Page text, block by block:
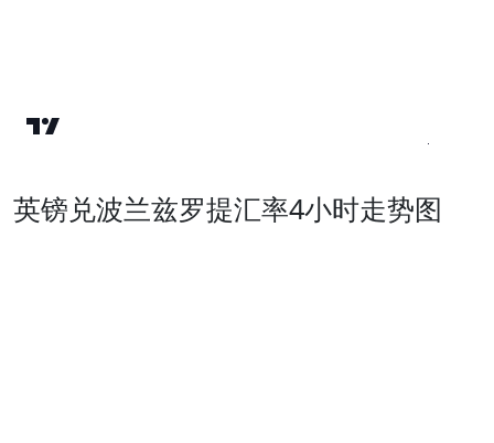
英镑兑波兰兹罗提汇率4小时走势图